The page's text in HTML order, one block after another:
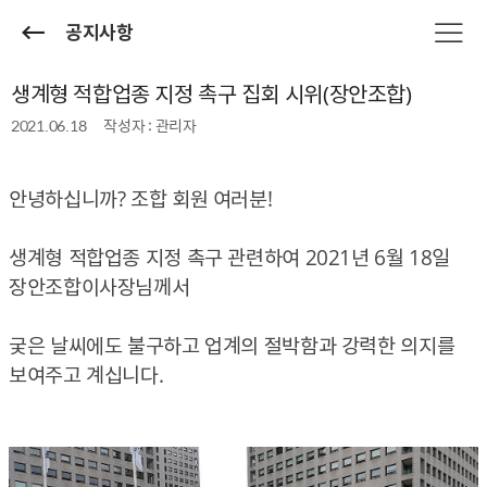
공지사항
생계형 적합업종 지정 촉구 집회 시위(장안조합)
2021.06.18 작성자 : 관리자
안녕하십니까? 조합 회원 여러분!
생계형 적합업종 지정 촉구 관련하여 2021년 6월 18일
장안조합이사장님께서 ​
궂은 날씨에도 불구하고 업계의 절박함과 강력한 의지를
보여주고 계십니다.​